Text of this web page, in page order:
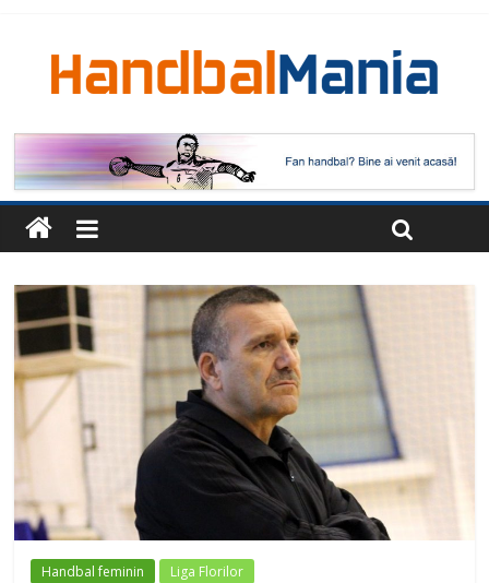
Handbal feminin Liga Florilor